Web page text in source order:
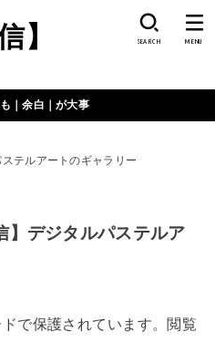
】 SEARCH MENU
｜余白｜が大事
テルアートのギャラリー
】デジタルパステルア
で保護されています。閲覧